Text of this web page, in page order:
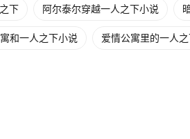
下 阿尔泰尔穿越一人之下小说
和一人之下小说 爱情公寓里的一人